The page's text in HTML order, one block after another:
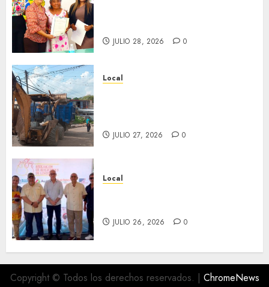
JULIO 28, 2026 0
Local
JULIO 27, 2026 0
Local
JULIO 26, 2026 0
Copyright © Todos los derechos reservados. | ChromeNews